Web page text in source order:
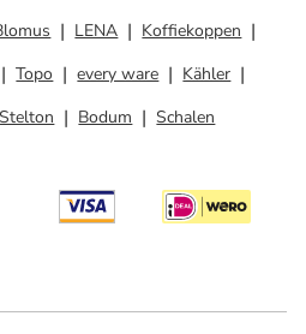
LENA
Koffiekoppen
Topo every ware
Kähler
Stelton Bodum Schalen